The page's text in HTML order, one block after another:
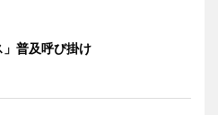
」普及呼び掛け